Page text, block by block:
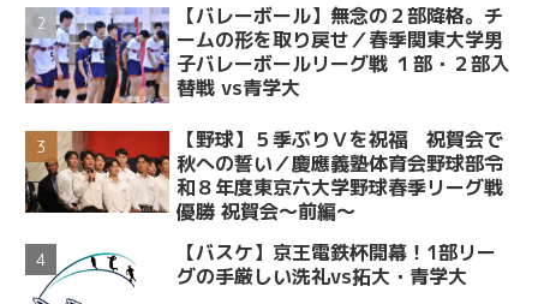
【バレーボール】無念の２部降格。チ
ームの形を取り戻せ／春季関東大学男
子バレーボールリーグ戦 １部・２部入
替戦 vs青学大
【野球】５季ぶりＶを祝福 祝賀会で
秋への誓い／慶應義塾体育会野球部令
和８年度東京六大学野球春季リーグ戦
優勝 祝賀会～前編～
【バスケ】京王電鉄杯開幕！1部リー
グの手厳しい洗礼vs拓大・青学大